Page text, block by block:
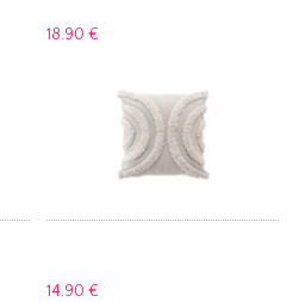
18.90 €
14.90 €